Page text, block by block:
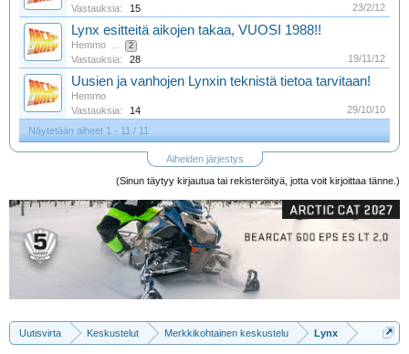
Vastauksia:
15 23/2/12
Lynx esitteitä aikojen takaa, VUOSI 1988!!
Hemmo 2
Vastauksia: 28 19/11/12
Uusien ja vanhojen Lynxin teknistä tietoa tarvitaan!
Hemmo
Vastauksia:
14
29/10/10
Näytetään aiheet 1 - 11 / 11
Aiheiden järjestys
(Sinun täytyy kirjautua tai rekisteröityä, jotta voit kirjoittaa tänne.)
Uutisvirta Keskustelut Merkkikohtainen keskustelu Lynx